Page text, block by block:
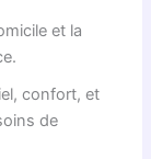
et la
confort, et
de